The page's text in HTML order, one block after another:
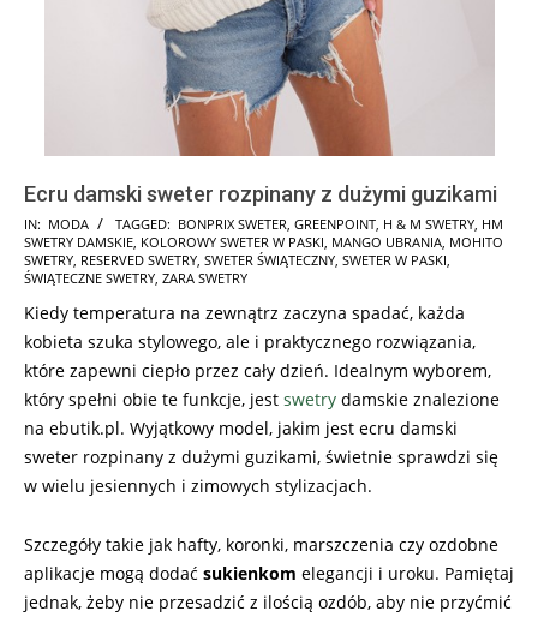
Ecru damski sweter rozpinany z dużymi guzikami
2025-
11-
20
IN: MODA TAGGED: BONPRIX SWETER GREENPOINT H & M SWETRY HM
SWETRY DAMSKIE KOLOROWY SWETER W PASKI MANGO UBRANIA MOHITO
SWETRY RESERVED SWETRY SWETER ŚWIĄTECZNY SWETER W PASKI
ŚWIĄTECZNE SWETRY ZARA SWETRY
Kiedy temperatura na zewnątrz zaczyna spadać, każda
kobieta szuka stylowego, ale i praktycznego rozwiązania,
które zapewni ciepło przez cały dzień. Idealnym wyborem,
który spełni obie te funkcje, jest swetry damskie znalezione
na ebutik.pl. Wyjątkowy model, jakim jest ecru damski
sweter rozpinany z dużymi guzikami, świetnie sprawdzi się
w wielu jesiennych i zimowych stylizacjach.
Szczegóły takie jak hafty, koronki, marszczenia czy ozdobne
aplikacje mogą dodać sukienkom elegancji i uroku. Pamiętaj
jednak, żeby nie przesadzić z ilością ozdób, aby nie przyćmić